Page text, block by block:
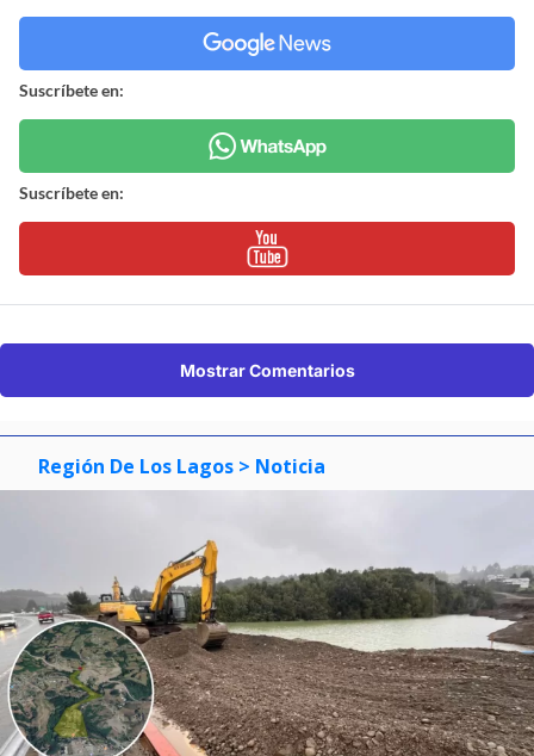
Suscríbete en:
Suscríbete en:
Mostrar Comentarios
Región De Los Lagos > Noticia